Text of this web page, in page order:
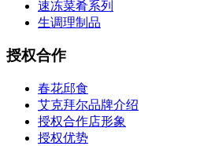
速冻菜肴系列
生调理制品
授权合作
春花邱食
艾克拜尔品牌介绍
授权合作店形象
授权优势